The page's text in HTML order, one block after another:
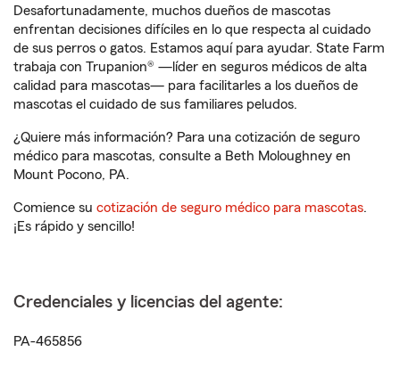
Desafortunadamente, muchos dueños de mascotas
enfrentan decisiones difíciles en lo que respecta al cuidado
de sus perros o gatos. Estamos aquí para ayudar. State Farm
trabaja con Trupanion® —líder en seguros médicos de alta
calidad para mascotas— para facilitarles a los dueños de
mascotas el cuidado de sus familiares peludos.
¿Quiere más información? Para una cotización de seguro
médico para mascotas, consulte a Beth Moloughney en
Mount Pocono, PA.
Comience su cotización de seguro médico para mascotas.
¡Es rápido y sencillo!
Credenciales y licencias del agente:
PA-465856